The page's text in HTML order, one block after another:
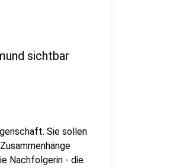
sichtbar
Sie sollen
Nachfolgerin - die